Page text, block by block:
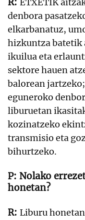
ETXETIK
denbora
elkarbanatuz,
hizkuntza batetik
ikuilua eta
sektore hauen
balorean
eguneroko
liburuetan
kozinatzeko
transmisio eta
bihurtzeko.
Nolako
honetan?
Liburu